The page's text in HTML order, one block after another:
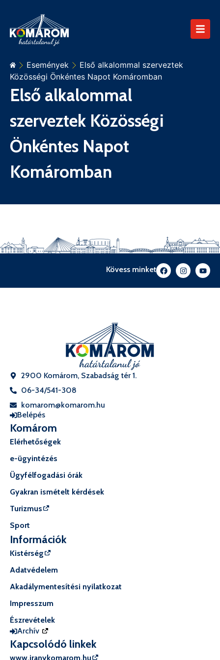
Események
Első alkalommal szerveztek
Közösségi Önkéntes Napot Komáromban
Első alkalommal
szerveztek Közösségi
Önkéntes Napot
Komáromban
Kövess minket
2900 Komárom, Szabadság tér 1.
06-34/541-308
komarom@komarom.hu
Belépés
Komárom
Elérhetőségek
e-ügyintézés
Ügyfélfogadási órák
Gyakran ismételt kérdések
Turizmus
Sport
Információk
Kistérség
Adatvédelem
Akadálymentesítési nyilatkozat
Impresszum
Észrevételek
Archív
Kapcsolódó linkek
www.iranykomarom.hu